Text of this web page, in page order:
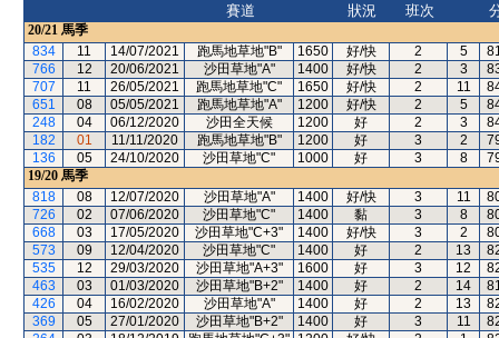
賽道
狀況
班次
20/21 馬季
834
11 14/07/2021 跑馬地草地"B" 1650 好/快 2 5
766
12 20/06/2021 沙田草地"A" 1400 好/快 2 3
707
11 26/05/2021 跑馬地草地"C" 1650 好/快 2 11
651
08 05/05/2021 跑馬地草地"A" 1200 好/快 2 5
248
04 06/12/2020 沙田全天候 1200 好 2 3
182
01 11/11/2020 跑馬地草地"B" 1200 好 3 2
136
05 24/10/2020 沙田草地"C" 1000 好 3 8
19/20 馬季
818
08 12/07/2020 沙田草地"A" 1400 好/快 3 11
726
02 07/06/2020 沙田草地"C" 1400 黏 3 8
668
03 17/05/2020 沙田草地"C+3" 1400 好/快 3 2
573
09 12/04/2020 沙田草地"C" 1400 好 2 13
535
12 29/03/2020 沙田草地"A+3" 1600 好 3 12
463
03 01/03/2020 沙田草地"B+2" 1400 好 2 14
426
04 16/02/2020 沙田草地"A" 1400 好 2 13
369
05 27/01/2020 沙田草地"B+2" 1400 好 3 11